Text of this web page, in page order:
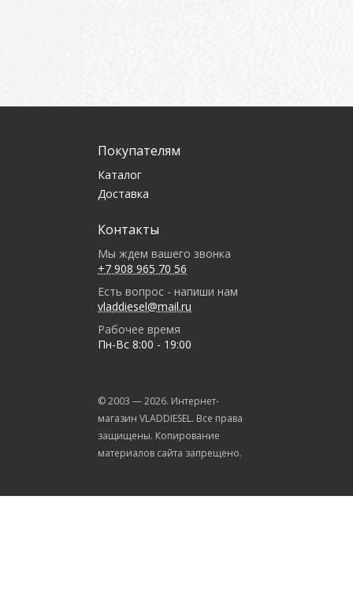
Покупателям
Каталог
Доставка
Контакты
Мы ждем вашего звонка
+7 908 965 70 56
Есть вопрос - напиши нам
vladdiesel@mail.ru
Рабочее время
Пн-Вс 8:00 - 19:00
© 2003 —2026. Интернет-
магазин VLADDIESEL. Все права
защищены. Копирование
материалов сайта запрещено.